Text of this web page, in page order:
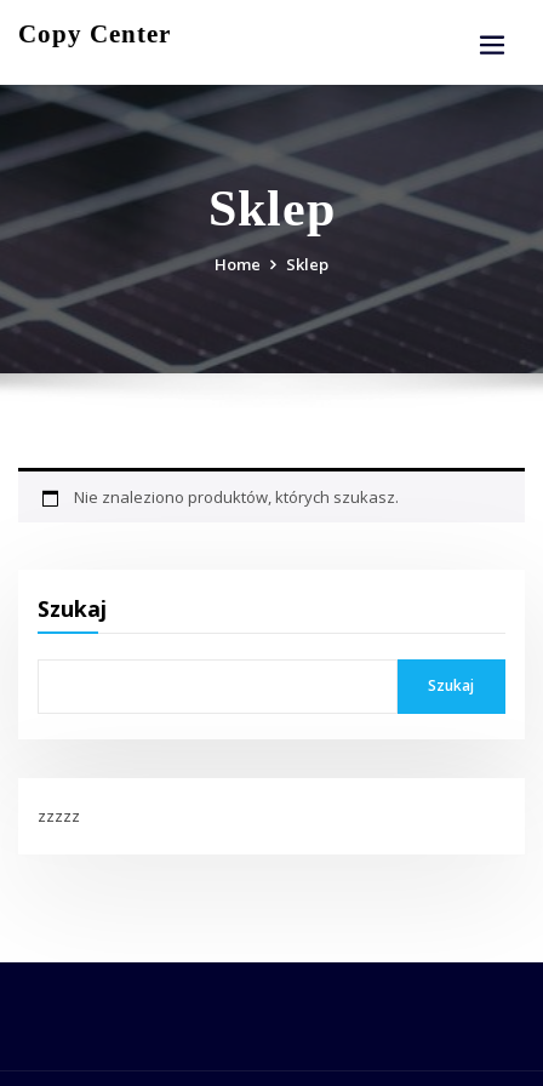
Copy Center
Sklep
Home Sklep
Nie znaleziono produktów, których szukasz.
Szukaj
Szukaj
zzzzz